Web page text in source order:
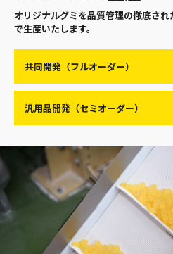
オリジナルグミを品質管理の徹底され
で生産いたします。
共同開発（フルオーダー）
汎用品開発（セミオーダー）